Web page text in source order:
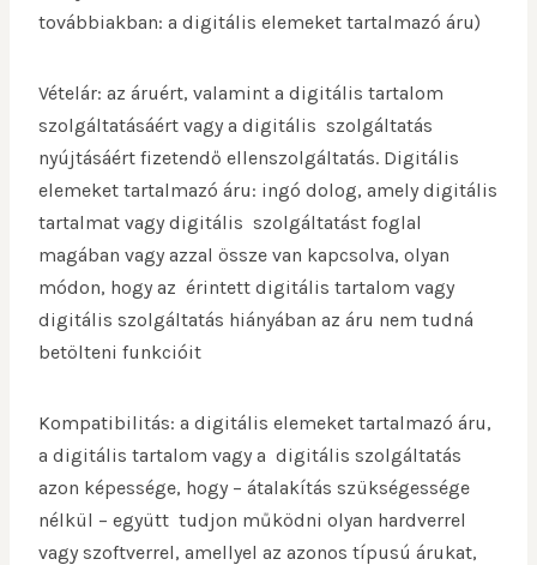
továbbiakban: a digitális elemeket tartalmazó áru)
Vételár: az áruért, valamint a digitális tartalom
szolgáltatásáért vagy a digitális szolgáltatás
nyújtásáért fizetendő ellenszolgáltatás. Digitális
elemeket tartalmazó áru: ingó dolog, amely digitális
tartalmat vagy digitális szolgáltatást foglal
magában vagy azzal össze van kapcsolva, olyan
módon, hogy az érintett digitális tartalom vagy
digitális szolgáltatás hiányában az áru nem tudná
betölteni funkcióit
Kompatibilitás: a digitális elemeket tartalmazó áru,
a digitális tartalom vagy a digitális szolgáltatás
azon képessége, hogy – átalakítás szükségessége
nélkül – együtt tudjon működni olyan hardverrel
vagy szoftverrel, amellyel az azonos típusú árukat,